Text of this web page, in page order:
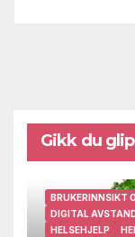
Gikk du
BRUKERINNSIKT
DIGITAL
HELSEHJELP